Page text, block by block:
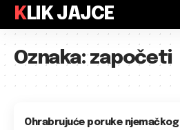
KLIK JAJCE
Oznaka:započeti
Ohrabrujuće poruke njemačkog